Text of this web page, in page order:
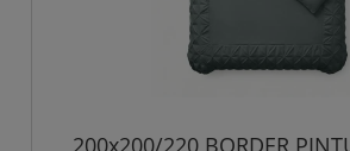
200x200/220 BORDER